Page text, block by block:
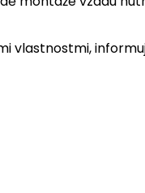
vlastnostmi,